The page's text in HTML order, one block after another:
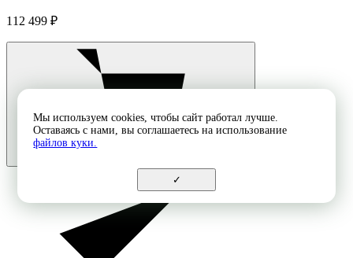
112 499 ₽
Мы используем cookies, чтобы сайт работал лучше.
Оставаясь с нами, вы соглашаетесь на использование
файлов куки.
✓